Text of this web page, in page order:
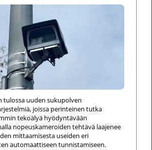
tulossa uuden sukupolven
joissa perinteinen tutka
tekoälyä hyödyntävään
nopeuskameroiden tehtävä laajenee
mittaamisesta useiden eri
automaattiseen tunnistamiseen.